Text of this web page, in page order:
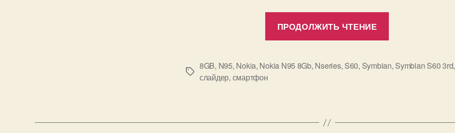
ПРОДОЛЖИТЬ ЧТЕНИЕ
Nokia
Метки
8GB, N95, Nokia, Nokia N95 8Gb, Nseries, S60, Symbian, Symbian S60 3rd,
слайдер, смартфон